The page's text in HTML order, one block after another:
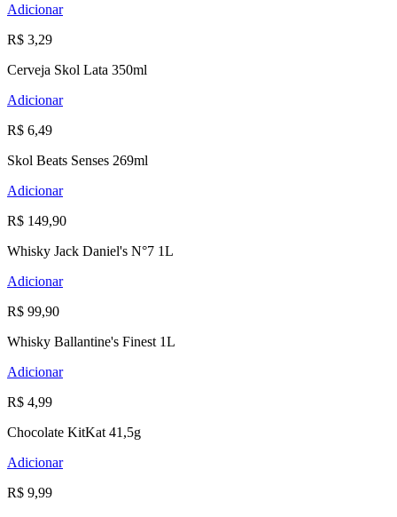
Adicionar
R$ 3,29
Cerveja Skol Lata 350ml
Adicionar
R$ 6,49
Skol Beats Senses 269ml
Adicionar
R$ 149,90
Whisky Jack Daniel's N°7 1L
Adicionar
R$ 99,90
Whisky Ballantine's Finest 1L
Adicionar
R$ 4,99
Chocolate KitKat 41,5g
Adicionar
R$ 9,99